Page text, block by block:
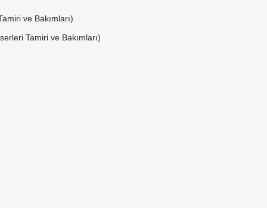
ve Bakımları)
Tamiri ve Bakımları)